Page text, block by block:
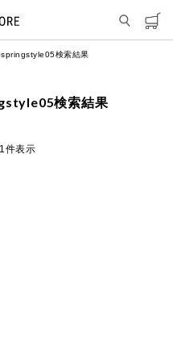
検索結果
検索結果
1件表示